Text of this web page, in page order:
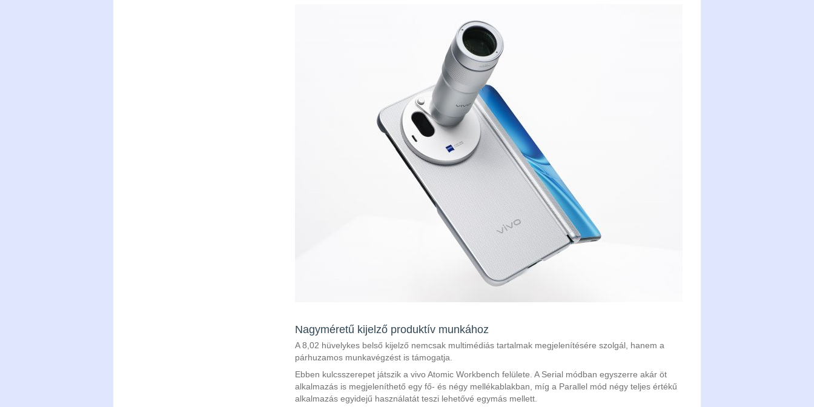
Nagyméretű kijelző produktív munkához
A 8,02 hüvelykes belső kijelző nemcsak multimédiás tartalmak megjelenítésére szolgál, hanem a
párhuzamos munkavégzést is támogatja.
Ebben kulcsszerepet játszik a vivo Atomic Workbench felülete. A Serial módban egyszerre akár öt
alkalmazás is megjeleníthető egy fő- és négy mellékablakban, míg a Parallel mód négy teljes értékű
alkalmazás egyidejű használatát teszi lehetővé egymás mellett.